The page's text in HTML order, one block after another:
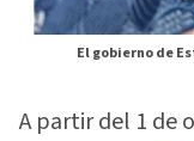
El gobierno de
A partir del 1 de